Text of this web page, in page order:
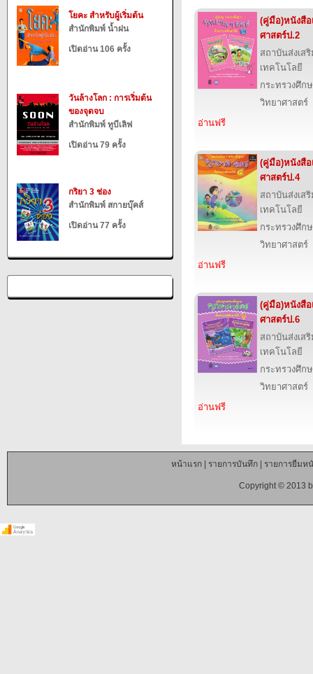
โยคะ สำหรับผู้เริ่มต้น
สำนักพิมพ์ น้ำฝน
เปิดอ่าน 106 ครั้ง
วันล้างโลก : การเริ่มต้น
ของจุดจบ
สำนักพิมพ์ ทูบีเลิฟ
เปิดอ่าน 79 ครั้ง
กริยา 3 ช่อง
สำนักพิมพ์ สกายบุ๊คส์
เปิดอ่าน 77 ครั้ง
(คู่มือ)หนังสื
ศาสตร์ป.2
สถาบันส่งเส
เทคโนโลยี
กระทรวงศึก
วิทยาศาสตร์
อ่านฟรี
(คู่มือ)หนังสื
ศาสตร์ป.4
สถาบันส่งเส
เทคโนโลยี
กระทรวงศึก
วิทยาศาสตร์
อ่านฟรี
(คู่มือ)หนังสื
ศาสตร์ป.6
สถาบันส่งเส
เทคโนโลยี
กระทรวงศึก
วิทยาศาสตร์
อ่านฟรี
หน้าแรก| รายการบันทึก| รายการยืมห
Copyright © 2013